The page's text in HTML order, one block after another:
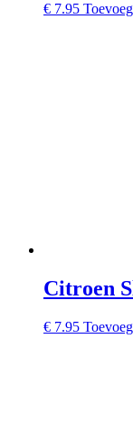
€ 7.95
Citroen
€ 7.95